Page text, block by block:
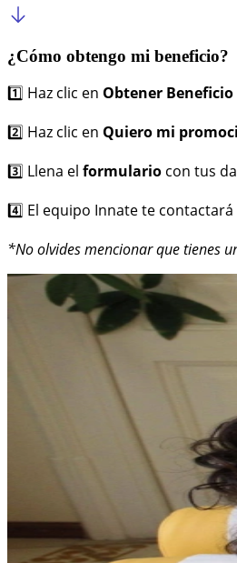
¿Cómo obtengo mi beneficio?
1️⃣ Haz clic en Obtener Beneficio
2️⃣ Haz clic en Quiero mi
3️⃣ Llena el formulario con tus
4️⃣ El equipo Innate te
*No olvides mencionar que tienes